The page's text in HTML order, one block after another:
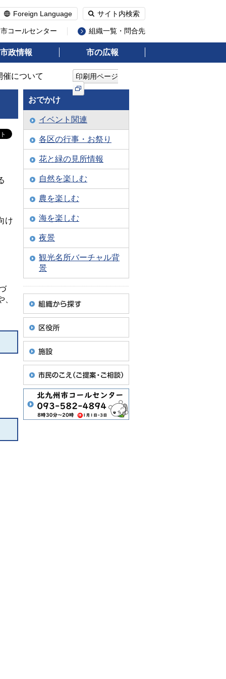
Foreign Language サイト内検索
コールセンター 組織一覧・問合先
市政情報 市の広報
について 印刷用ページ
け
おでかけ
イベント関連
各区の行事・お祭り
花と緑の見所情報
自然を楽しむ
農を楽しむ
海を楽しむ
夜景
観光名所バーチャル背
景